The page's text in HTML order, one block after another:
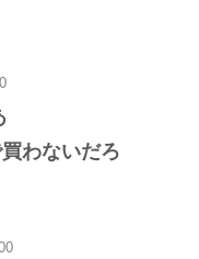
わないだろ